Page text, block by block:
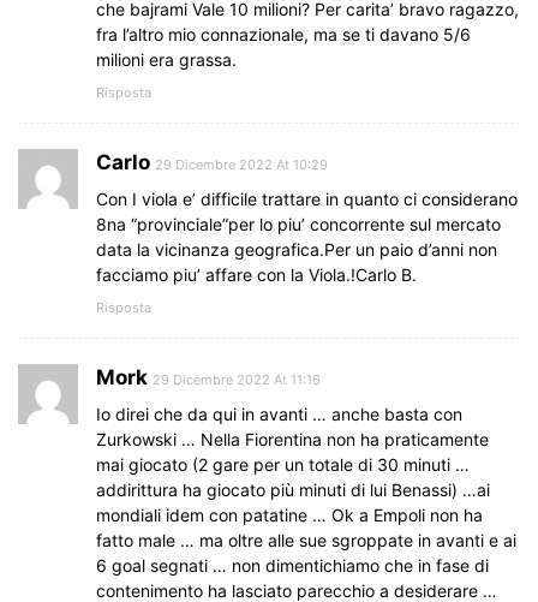
che bajrami Vale 10 milioni? Per carita’ bravo ragazzo,
fra l’altro mio connazionale, ma se ti davano 5/6
milioni era grassa.
Risposta
Carlo 29 Dicembre 2022 At 10:29
Con I viola e’ difficile trattare in quanto ci considerano
8na “provinciale”per lo piu’ concorrente sul mercato
data la vicinanza geografica.Per un paio d’anni non
facciamo piu’ affare con la Viola.!Carlo B.
Risposta
Mork 29 Dicembre 2022 At 11:16
Io direi che da qui in avanti … anche basta con
Zurkowski … Nella Fiorentina non ha praticamente
mai giocato (2 gare per un totale di 30 minuti …
addirittura ha giocato più minuti di lui Benassi) …ai
mondiali idem con patatine … Ok a Empoli non ha
fatto male … ma oltre alle sue sgroppate in avanti e ai
6 goal segnati … non dimentichiamo che in fase di
contenimento ha lasciato parecchio a desiderare …